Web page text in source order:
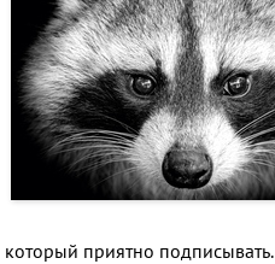
который приятно подписывать.